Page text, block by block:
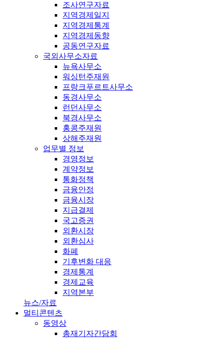
조사연구자료
지역경제일지
지역경제통계
지역경제동향
공동연구자료
국외사무소자료
뉴욕사무소
워싱턴주재원
프랑크푸르트사무소
동경사무소
런던사무소
북경사무소
홍콩주재원
상해주재원
업무별 정보
경영정보
계약정보
통화정책
금융안정
금융시장
지급결제
국고증권
외환시장
외환심사
화폐
기후변화 대응
경제통계
경제교육
지역본부
뉴스/자료
멀티콘텐츠
동영상
총재기자간담회